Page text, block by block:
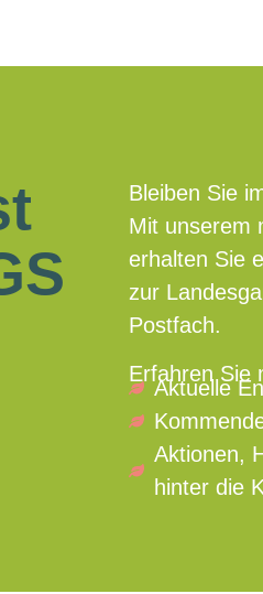
Bleiben Sie
Mit unserem
erhalten Sie
zur
Postfach.
Erfahren Sie
Aktuelle
Aktionen,
hinter die